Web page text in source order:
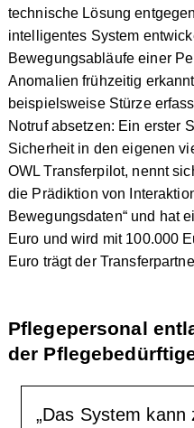
technische Lösung
intelligentes System
Bewegungsabläufe einer
Anomalien frühzeitig
beispielsweise Stürze
Notruf absetzen: Ein erster
Sicherheit in den eigenen
OWL Transferpilot, nennt
die Prädiktion von
Bewegungsdaten“ und hat
Euro und wird mit 100.000
Euro trägt der
Pflegepersonal
der
„Das System kann